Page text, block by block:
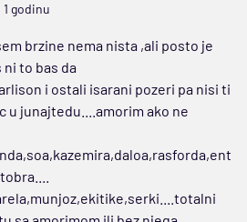
godinu
brzine nema nista ,ali posto je
ni to bas da
i ostali isarani pozeri pa nisi ti
u junajtedu....amorim ako ne